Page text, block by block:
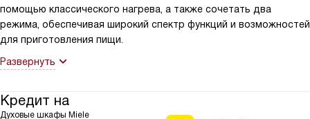
помощью классического нагрева, а также сочетать два
режима, обеспечивая широкий спектр функций и возможностей
для приготовления пищи.
Развернуть
Кредит на
Духовые шкафы Miele